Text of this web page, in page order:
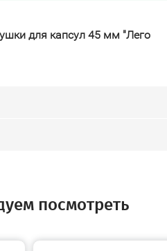
для капсул 45 мм "Лего
посмотреть